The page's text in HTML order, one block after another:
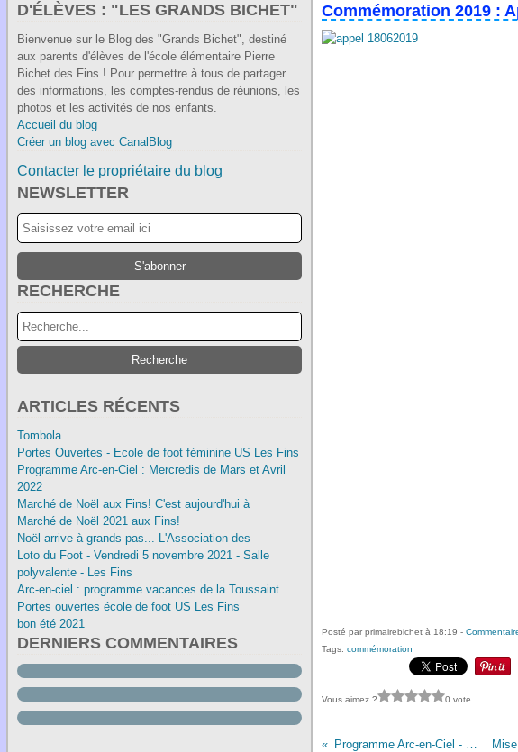
D'ÉLÈVES : "LES GRANDS BICHET"
Bienvenue sur le Blog des "Grands Bichet", destiné
aux parents d'élèves de l'école élémentaire Pierre
Bichet des Fins ! Pour permettre à tous de partager
des informations, les comptes-rendus de réunions, les
photos et les activités de nos enfants.
Accueil du blog
Créer un blog avec CanalBlog
Contacter le propriétaire du blog
NEWSLETTER
RECHERCHE
ARTICLES RÉCENTS
Tombola
Portes Ouvertes - Ecole de foot féminine US Les Fins
Programme Arc-en-Ciel : Mercredis de Mars et Avril
2022
Marché de Noël aux Fins! C'est aujourd'hui à
Marché de Noël 2021 aux Fins!
Noël arrive à grands pas... L'Association des
Loto du Foot - Vendredi 5 novembre 2021 - Salle
polyvalente - Les Fins
Arc-en-ciel : programme vacances de la Toussaint
Portes ouvertes école de foot US Les Fins
bon été 2021
DERNIERS COMMENTAIRES
Commémoration 2019 :
Posté par primairebichet à 18:19 -
Tags: commémoration
Vous aimez ? 0 vote
Programme Arc-en-Ciel - Eté 2019